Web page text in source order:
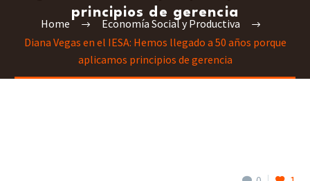
principios de gerencia
Home
Economía Social y Productiva
Diana Vegas en el IESA: Hemos llegado a 50 años porque
aplicamos principios de gerencia